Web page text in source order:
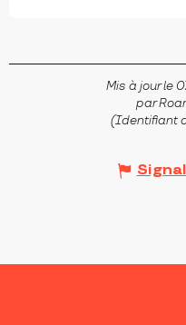
Mis à jour le
par
(Identifiant